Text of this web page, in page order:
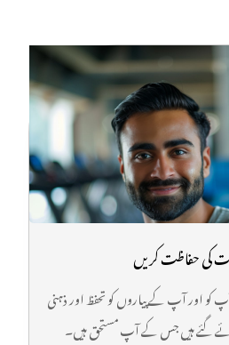
کی حفاظت کریں
اور آپ کے پیاروں کو تحفظ اور ذہنی
گئے ہیں جس کے آپ مستحق ہیں۔